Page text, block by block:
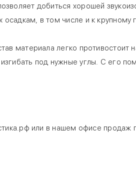
добиться хорошей
в том числе и к
материала легко противостоит
под нужные углы. С его
или в нашем офисе продаж